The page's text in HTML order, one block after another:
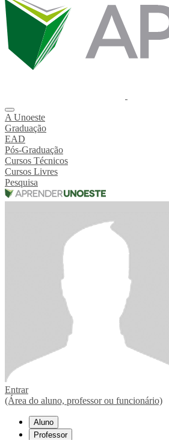
A Unoeste
Graduação
EAD
Pós-Graduação
Cursos Técnicos
Cursos Livres
Pesquisa
Entrar
(Área do aluno, professor ou funcionário)
Aluno
Professor